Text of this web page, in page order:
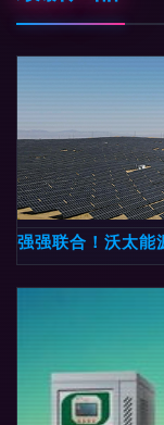
强强联合！沃太能